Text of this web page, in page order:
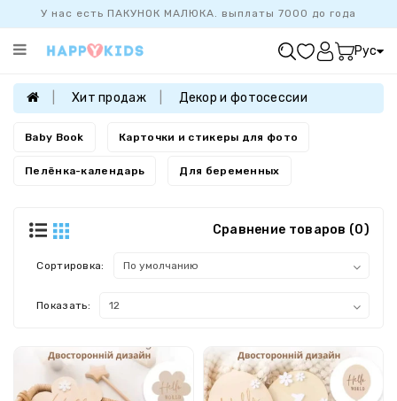
У нас есть ПАКУНОК МАЛЮКА. выплаты 7000 до года
Категории
ПРОДАЖ
КОЛЛЕКЦИЯ
ДЕВОЧКАМ
НОВОРОЖДЕННЫМ
Рус
Хит продаж Декор и фотосессии
Baby Book Карточки и стикеры для фото
Пелёнка-календарь Для беременных
Сравнение товаров (0)
Сортировка:
Показать: